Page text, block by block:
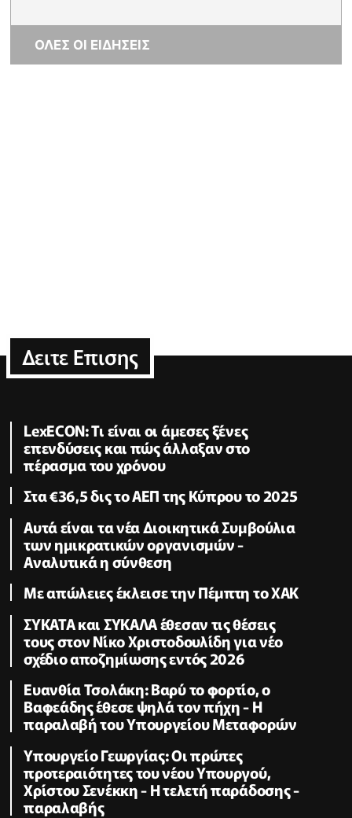
ΟΛΕΣ ΟΙ ΕΙΔΗΣΕΙΣ
Δειτε Επισης
LexECON: Τι είναι οι άμεσες ξένες
επενδύσεις και πώς άλλαξαν στο
πέρασμα του χρόνου
Στα €36,5 δις το ΑΕΠ της Κύπρου το 2025
Αυτά είναι τα νέα Διοικητικά Συμβούλια
των ημικρατικών οργανισμών -
Αναλυτικά η σύνθεση
Με απώλειες έκλεισε την Πέμπτη το ΧΑΚ
ΣΥΚΑΤΑ και ΣΥΚΑΛΑ έθεσαν τις θέσεις
τους στον Νίκο Χριστοδουλίδη για νέο
σχέδιο αποζημίωσης εντός 2026
Ευανθία Τσολάκη: Βαρύ το φορτίο, ο
Βαφεάδης έθεσε ψηλά τον πήχη - Η
παραλαβή του Υπουργείου Μεταφορών
Υπουργείο Γεωργίας: Οι πρώτες
προτεραιότητες του νέου Υπουργού,
Χρίστου Σενέκκη - Η τελετή παράδοσης -
παραλαβής